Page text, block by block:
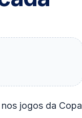
jogos da Copa